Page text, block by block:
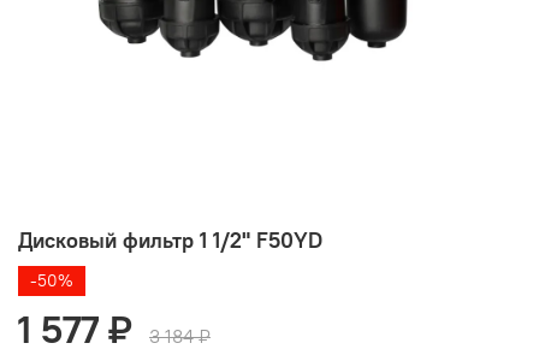
Дисковый фильтр 1 1/2" F50YD
-50%
1 577 ₽
3 184 ₽